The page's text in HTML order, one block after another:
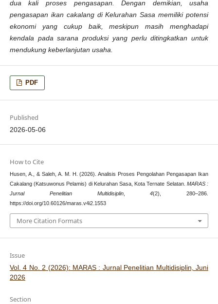
dua kali proses pengasapan. Dengan demikian, usaha
pengasapan ikan cakalang di Kelurahan Sasa memiliki potensi
ekonomi yang cukup baik, meskipun masih menghadapi
kendala pada sarana produksi yang perlu ditingkatkan untuk
mendukung keberlanjutan usaha.
PDF
Published
2026-05-06
How to Cite
Husen, A., & Saleh, A. M. H. (2026). Analisis Proses Pengolahan Pengasapan Ikan
Cakalang (Katsuwonus Pelamis) di Kelurahan Sasa, Kota Ternate Selatan. MARAS :
Jurnal Penelitian Multidisiplin,4(2), 280–286.
https://doi.org/10.60126/maras.v4i2.1553
More Citation Formats
Issue
Vol. 4 No. 2 (2026): MARAS : Jurnal Penelitian Multidisiplin, Juni
2026
Section